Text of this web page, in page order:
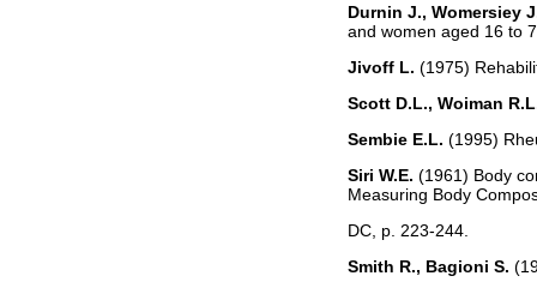
Durnin J., Womersiey
and women aged 16 to
Jivoff L. (1975)
Scott D.L., Woiman
Sembie E.L. (1995)
Siri W.E. (1961) Body
Measuring Body
DC, р. 223-244.
Smith R., Bagioni S.